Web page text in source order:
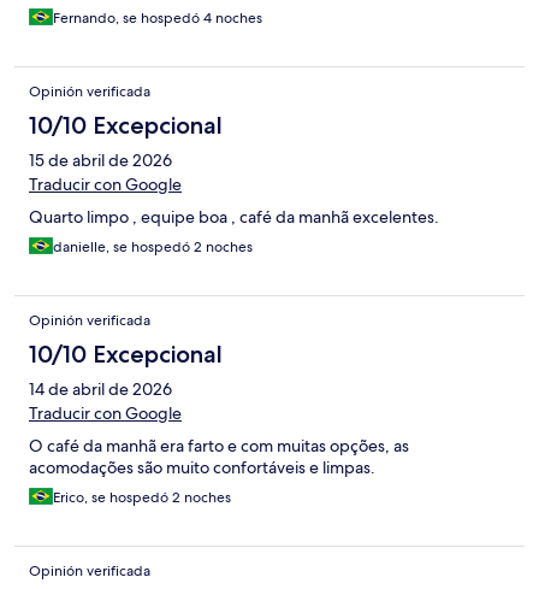
Fernando, se hospedó 4 noches
Opinión verificada
10/10 Excepcional
15 de abril de 2026
Traducir con Google
Quarto limpo , equipe boa , café da manhã excelentes.
danielle, se hospedó 2 noches
Opinión verificada
10/10 Excepcional
14 de abril de 2026
Traducir con Google
O café da manhã era farto e com muitas opções, as
acomodações são muito confortáveis e limpas.
Erico, se hospedó 2 noches
Opinión verificada